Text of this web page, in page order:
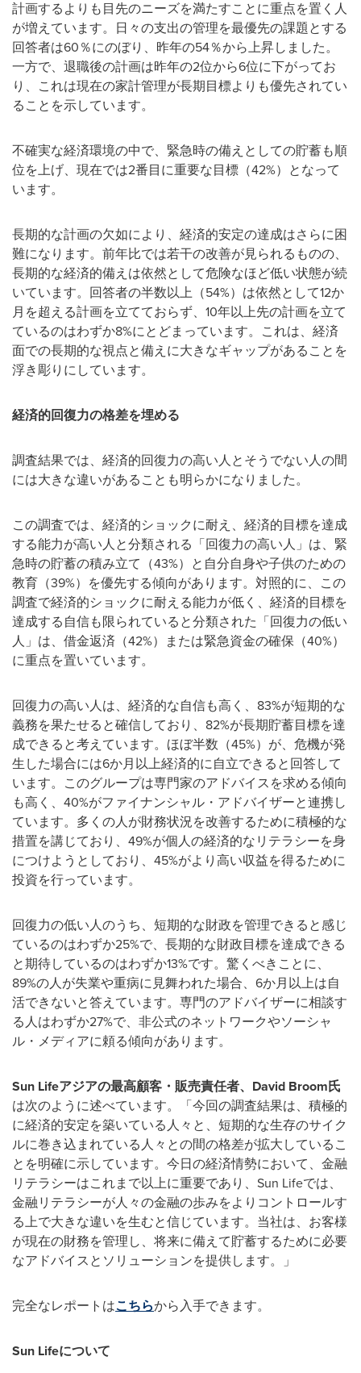
計画するよりも目先のニーズを満たすことに重点を置く人
が増えています。日々の支出の管理を最優先の課題とする
回答者は60％にのぼり、昨年の54％から上昇しました。
一方で、退職後の計画は昨年の2位から6位に下がってお
り、これは現在の家計管理が長期目標よりも優先されてい
ることを示しています。
不確実な経済環境の中で、緊急時の備えとしての貯蓄も順
位を上げ、現在では2番目に重要な目標（42%）となって
います。
長期的な計画の欠如により、経済的安定の達成はさらに困
難になります。前年比では若干の改善が見られるものの、
長期的な経済的備えは依然として危険なほど低い状態が続
いています。回答者の半数以上（54%）は依然として12か
月を超える計画を立てておらず、10年以上先の計画を立て
ているのはわずか8%にとどまっています。これは、経済
面での長期的な視点と備えに大きなギャップがあることを
浮き彫りにしています。
経済的回復力の格差を埋める
調査結果では、経済的回復力の高い人とそうでない人の間
には大きな違いがあることも明らかになりました。
この調査では、経済的ショックに耐え、経済的目標を達成
する能力が高い人と分類される「回復力の高い人」は、緊
急時の貯蓄の積み立て（43%）と自分自身や子供のための
教育（39%）を優先する傾向があります。対照的に、この
調査で経済的ショックに耐える能力が低く、経済的目標を
達成する自信も限られていると分類された「回復力の低い
人」は、借金返済（42%）または緊急資金の確保（40%）
に重点を置いています。
回復力の高い人は、経済的な自信も高く、83%が短期的な
義務を果たせると確信しており、82%が長期貯蓄目標を達
成できると考えています。ほぼ半数（45%）が、危機が発
生した場合には6か月以上経済的に自立できると回答して
います。このグループは専門家のアドバイスを求める傾向
も高く、40%がファイナンシャル・アドバイザーと連携し
ています。多くの人が財務状況を改善するために積極的な
措置を講じており、49%が個人の経済的なリテラシーを身
につけようとしており、45%がより高い収益を得るために
投資を行っています。
回復力の低い人のうち、短期的な財政を管理できると感じ
ているのはわずか25%で、長期的な財政目標を達成できる
と期待しているのはわずか13%です。驚くべきことに、
89%の人が失業や重病に見舞われた場合、6か月以上は自
活できないと答えています。専門のアドバイザーに相談す
る人はわずか27%で、非公式のネットワークやソーシャ
ル・メディアに頼る傾向があります。
Sun Lifeアジアの最高顧客・販売責任者、 David Broom氏
は次のように述べています。「今回の調査結果は、積極的
に経済的安定を築いている人々と、短期的な生存のサイク
ルに巻き込まれている人々との間の格差が拡大しているこ
とを明確に示しています。今日の経済情勢において、金融
リテラシーはこれまで以上に重要であり、Sun Lifeでは、
金融リテラシーが人々の金融の歩みをよりコントロールす
る上で大きな違いを生むと信じています。当社は、お客様
が現在の財務を管理し、将来に備えて貯蓄するために必要
なアドバイスとソリューションを提供します。」
完全なレポートはこちらから入手できます。
Sun Lifeについて